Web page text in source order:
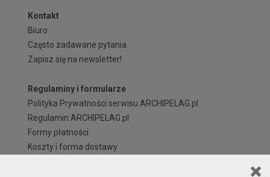
Kontakt
Biuro
Często zadawane pytania
Zapisz się na newsletter!
Regulaminy i formularze
Polityka Prywatności serwisu ARCHIPELAG.pl
Regulamin ARCHIPELAG.pl
Formy płatności
Koszty i forma dostawy